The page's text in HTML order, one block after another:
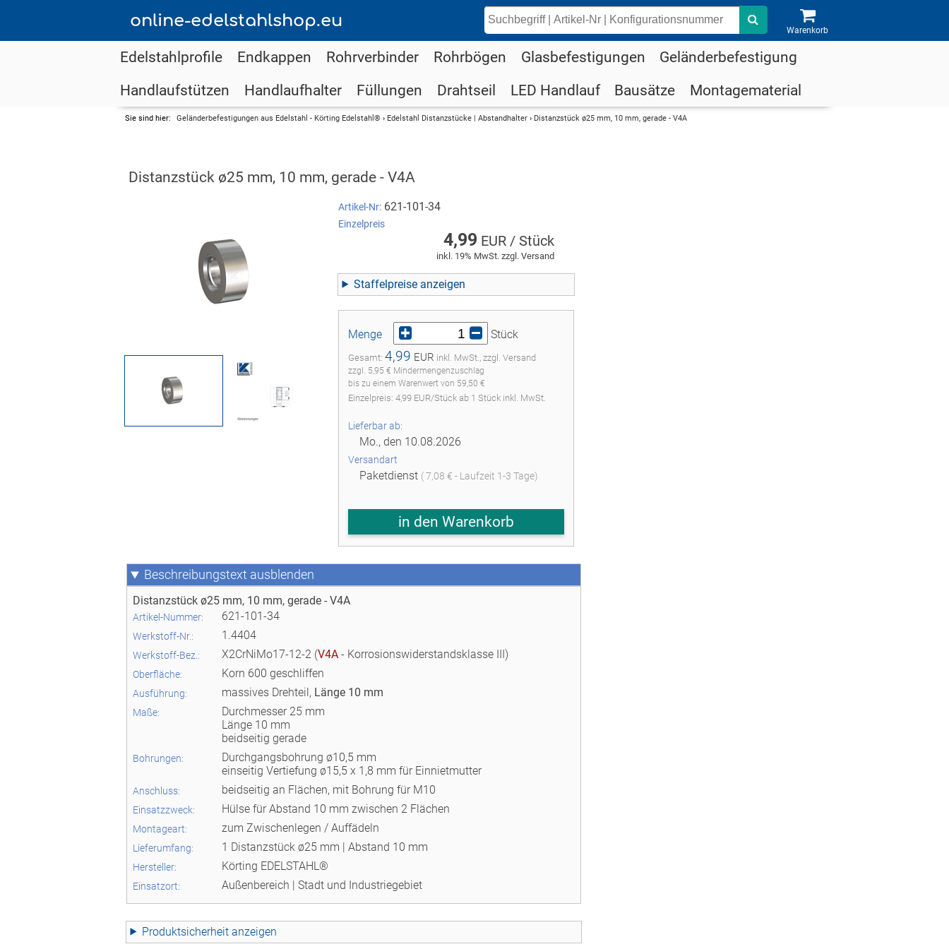
online-edelstahlshop.eu Warenkorb
Edelstahlprofile Endkappen Rohrverbinder Rohrbögen Glasbefestigungen
Geländerbefestigung
Handlaufstützen
Handlaufhalter Füllungen Drahtseil LED Handlauf Bausätze Montagematerial
Sie sind hier: Geländerbefestigungen aus Edelstahl - Körting Edelstahl® › Edelstahl Distanzstücke | Abstandhalter› Distanzstück ø25 mm, 10 mm, gerade - V4A
Distanzstück ø25 mm, 10 mm, gerade - V4A
Artikel-Nr: 621-101-34
Einzelpreis
4,99 EUR / Stück
inkl. 19% MwSt. zzgl. Versand
Staffelpreise
Menge Stück
Gesamt: 4,99 EUR inkl. MwSt., zzgl. Versand
zzgl. 5,95 € Mindermengenzuschlag
bis zu einem Warenwert von 59,50 €
Einzelpreis: 4,99EUR/Stückab 1 Stück inkl. MwSt.
Lieferbar ab:
Mo., den 10.08.2026
Versandart
Paketdienst ( 7,08 € - Laufzeit 1-3 Tage)
in den Warenkorb
Beschreibungstext
Distanzstück ø25 mm, 10 mm, gerade - V4A
Artikel-Nummer: 621-101-34
Werkstoff-Nr.: 1.4404
Werkstoff-Bez.: X2CrNiMo17-12-2 (V4A - Korrosionswiderstandsklasse III)
Oberfläche: Korn 600 geschliffen
Ausführung: massives Drehteil, Länge 10 mm
Maße:
Durchmesser 25 mm
Länge 10 mm
beidseitig gerade
Bohrungen:
Durchgangsbohrung ø10,5 mm
einseitig Vertiefung ø15,5 x 1,8 mm für Einnietmutter
Anschluss: beidseitig an Flächen, mit Bohrung für M10
Einsatzzweck: Hülse für Abstand 10 mm zwischen 2 Flächen
Montageart: zum Zwischenlegen / Auffädeln
Lieferumfang: 1 Distanzstück ø25 mm | Abstand 10 mm
Hersteller: Körting EDELSTAHL®
Einsatzort: Außenbereich | Stadt und Industriegebiet
Produktsicherheit